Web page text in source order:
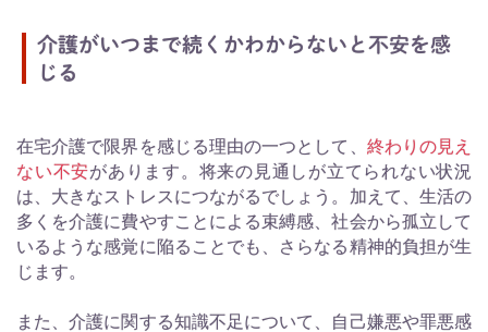
介護がいつまで続くかわからないと不安を感
じる
在宅介護で限界を感じる理由の一つとして、 終わりの見え
ない不安があります。将来の見通しが立てられない状況
は、大きなストレスにつながるでしょう。加えて、生活の
多くを介護に費やすことによる束縛感、社会から孤立して
いるような感覚に陥ることでも、さらなる精神的負担が生
じます。
また、介護に関する知識不足について、自己嫌悪や罪悪感